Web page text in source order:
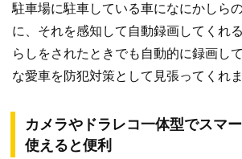
駐車場に駐車している車になにかしら
に、それを感知して自動録画してくれ
らしをされたときでも自動的に録画し
な愛車を防犯対策として見張ってくれま
カメラやドラレコ一体型でスマ
使えると便利